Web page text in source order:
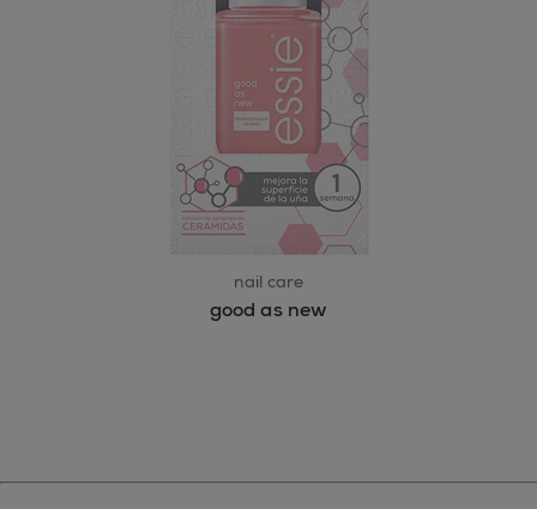
nail care
good as new